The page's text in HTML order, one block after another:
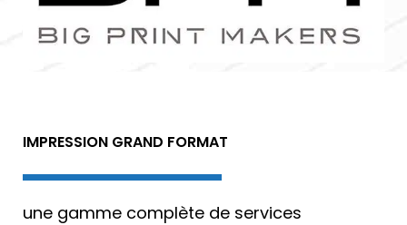
IMPRESSION GRAND FORMAT
une gamme complète de services